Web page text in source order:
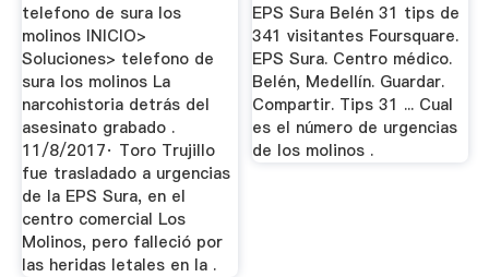
telefono de sura los
molinos INICIO>
Soluciones> telefono de
sura los molinos La
narcohistoria detrás del
asesinato grabado .
11/8/2017· Toro Trujillo
fue trasladado a urgencias
de la EPS Sura, en el
centro comercial Los
Molinos, pero falleció por
las heridas letales en la .
EPS Sura Belén 31 tips de
341 visitantes Foursquare.
EPS Sura. Centro médico.
Belén, Medellín. Guardar.
Compartir. Tips 31 ... Cual
es el número de urgencias
de los molinos .